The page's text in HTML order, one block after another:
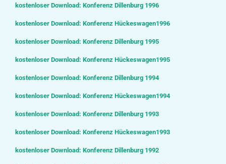
kostenloser Download: Konferenz Dillenburg 1996
kostenloser Download: Konferenz Hückeswagen1996
kostenloser Download: Konferenz Dillenburg 1995
kostenloser Download: Konferenz Hückeswagen1995
kostenloser Download: Konferenz Dillenburg 1994
kostenloser Download: Konferenz Hückeswagen1994
kostenloser Download: Konferenz Dillenburg 1993
kostenloser Download: Konferenz Hückeswagen1993
kostenloser Download: Konferenz Dillenburg 1992